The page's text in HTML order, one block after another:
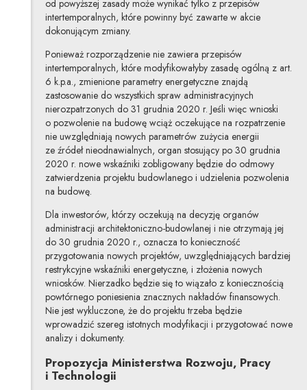
od powyższej zasady może wynikać tylko z przepisów
intertemporalnych, które powinny być zawarte w akcie
dokonującym zmiany.
Ponieważ rozporządzenie nie zawiera przepisów
intertemporalnych, które modyfikowałyby zasadę ogólną z art.
6 k.p.a., zmienione parametry energetyczne znajdą
zastosowanie do wszystkich spraw administracyjnych
nierozpatrzonych do 31 grudnia 2020 r. Jeśli więc wnioski
o pozwolenie na budowę wciąż oczekujące na rozpatrzenie
nie uwzględniają nowych parametrów zużycia energii
ze źródeł nieodnawialnych, organ stosujący po 30 grudnia
2020 r. nowe wskaźniki zobligowany będzie do odmowy
zatwierdzenia projektu budowlanego i udzielenia pozwolenia
na budowę.
Dla inwestorów, którzy oczekują na decyzję organów
administracji architektoniczno-budowlanej i nie otrzymają jej
do 30 grudnia 2020 r., oznacza to konieczność
przygotowania nowych projektów, uwzględniających bardziej
restrykcyjne wskaźniki energetyczne, i złożenia nowych
wniosków. Nierzadko będzie się to wiązało z koniecznością
powtórnego poniesienia znacznych nakładów finansowych.
Nie jest wykluczone, że do projektu trzeba będzie
wprowadzić szereg istotnych modyfikacji i przygotować nowe
analizy i dokumenty.
Propozycja Ministerstwa Rozwoju, Pracy
i Technologii